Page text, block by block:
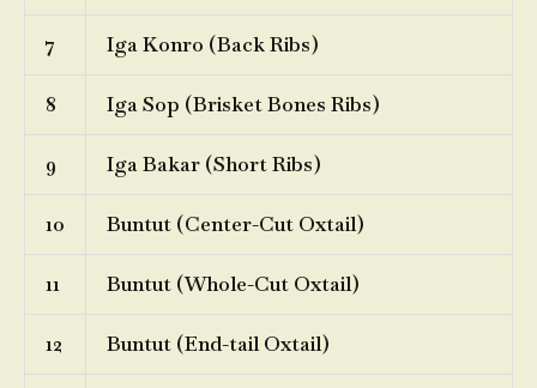
7 Iga Konro (Back Ribs)
8 Iga Sop (Brisket Bones Ribs)
9 Iga Bakar (Short Ribs)
10 Buntut (Center-Cut Oxtail)
11 Buntut (Whole-Cut Oxtail)
12 Buntut (End-tail Oxtail)